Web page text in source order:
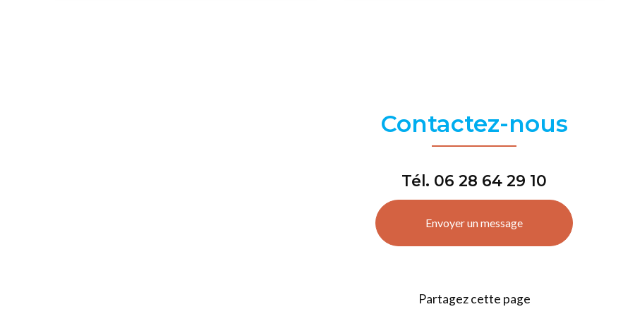
Contactez-nous
Tél. 06 28 64 29 10
Envoyer un message
Partagez cette page